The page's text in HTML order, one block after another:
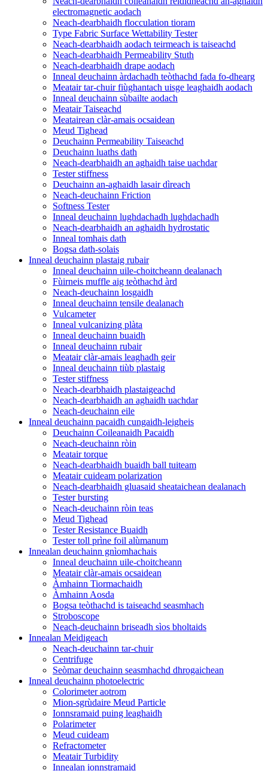
electromagnetic aodach
Neach-dearbhaidh flocculation tioram
Type Fabric Surface Wettability Tester
Neach-dearbhaidh aodach teirmeach is taiseachd
Neach-dearbhaidh Permeability Stuth
Neach-dearbhaidh drape aodach
Inneal deuchainn àrdachadh teòthachd fada fo-dhearg
Meatair tar-chuir fiùghantach uisge leaghaidh aodach
Inneal deuchainn sùbailte aodach
Meatair Taiseachd
Meatairean clàr-amais ocsaidean
Meud Tighead
Deuchainn Permeability Taiseachd
Deuchainn luaths dath
Neach-dearbhaidh an aghaidh taise uachdar
Tester stiffness
Deuchainn an-aghaidh lasair dìreach
Neach-deuchainn Friction
Softness Tester
Inneal deuchainn lughdachadh lughdachadh
Neach-dearbhaidh an aghaidh hydrostatic
Inneal tomhais dath
Bogsa dath-solais
Inneal deuchainn plastaig rubair
Inneal deuchainn uile-choitcheann dealanach
Fùirneis muffle aig teòthachd àrd
Neach-deuchainn losgaidh
Inneal deuchainn tensile dealanach
Vulcameter
Inneal vulcanizing plàta
Inneal deuchainn buaidh
Inneal deuchainn rubair
Meatair clàr-amais leaghadh geir
Inneal deuchainn tiùb plastaig
Tester stiffness
Neach-dearbhaidh plastaigeachd
Neach-dearbhaidh an aghaidh uachdar
Neach-deuchainn eile
Inneal deuchainn pacaidh cungaidh-leigheis
Deuchainn Coileanaidh Pacaidh
Neach-deuchainn ròin
Meatair torque
Neach-dearbhaidh buaidh ball tuiteam
Meatair cuideam polarization
Neach-dearbhaidh gluasaid sheataichean dealanach
Tester bursting
Neach-deuchainn ròin teas
Meud Tighead
Tester Resistance Buaidh
Tester toll prìne foil alùmanum
Innealan deuchainn gnìomhachais
Inneal deuchainn uile-choitcheann
Meatair clàr-amais ocsaidean
Àmhainn Tiormachaidh
Àmhainn Aosda
Bogsa teòthachd is taiseachd seasmhach
Stroboscope
Neach-deuchainn briseadh sìos bholtaids
Innealan Meidigeach
Neach-deuchainn tar-chuir
Centrifuge
Seòmar deuchainn seasmhachd dhrogaichean
Inneal deuchainn photoelectric
Colorimeter aotrom
Mion-sgrùdaire Meud Particle
Ionnsramaid puing leaghaidh
Polarimeter
Meud cuideam
Refractometer
Meatair Turbidity
Innealan ionnstramaid